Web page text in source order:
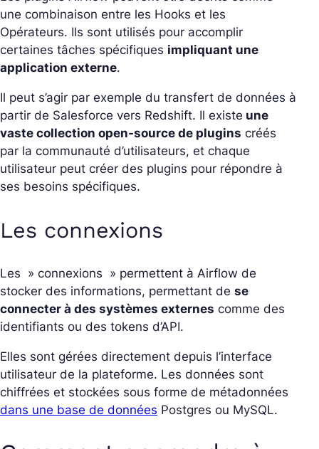
une combinaison entre les Hooks et les
Opérateurs. Ils sont utilisés pour accomplir
certaines tâches spécifiques impliquant une
application externe.
Il peut s’agir par exemple du transfert de données à
partir de Salesforce vers Redshift. Il existe une
vaste collection open-source de plugins créés
par la communauté d’utilisateurs, et chaque
utilisateur peut créer des plugins pour répondre à
ses besoins spécifiques.
Les connexions
Les » connexions » permettent à Airflow de
stocker des informations, permettant de se
connecter à des systèmes externes comme des
identifiants ou des tokens d’API.
Elles sont gérées directement depuis l’interface
utilisateur de la plateforme. Les données sont
chiffrées et stockées sous forme de métadonnées
dans une base de données Postgres ou MySQL.